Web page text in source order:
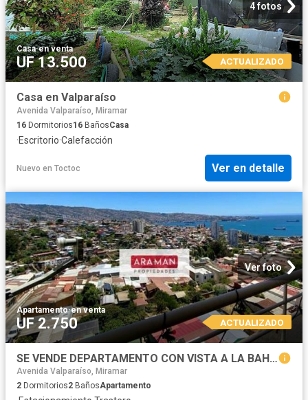
4 fotos
Casa·en venta
UF 13.500 ACTUALIZADO
Casa en Valparaíso
Avenida Valparaíso, Miramar
16 Dormitorios16 BañosCasa
·Escritorio·Calefacción
Nuevo en Toctoc Ver en detalle
Ver foto
Apartamento·en venta
UF 2.750 ACTUALIZADO
SE VENDE DEPARTAMENTO CON VISTA A LA BAHIA EN CERRO PLACERES
Avenida Valparaíso, Miramar
2 Dormitorios2 BañosApartamento